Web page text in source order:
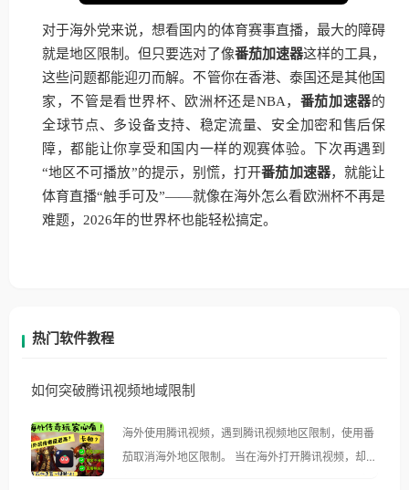
对于海外党来说，想看国内的体育赛事直播，最大的障碍
就是地区限制。但只要选对了像番茄加速器这样的工具，
这些问题都能迎刃而解。不管你在香港、泰国还是其他国
家，不管是看世界杯、欧洲杯还是NBA， 番茄加速器的
全球节点、多设备支持、稳定流量、安全加密和售后保
障，都能让你享受和国内一样的观赛体验。下次再遇到
“地区不可播放”的提示，别慌，打开番茄加速器，就能让
体育直播“触手可及”——就像在海外怎么看欧洲杯不再是
难题，2026年的世界杯也能轻松搞定。
热门软件教程
如何突破腾讯视频地域限制
海外使用腾讯视频，遇到腾讯视频地区限制，使用番
茄取消海外地区限制。 当在海外打开腾讯视频，却突